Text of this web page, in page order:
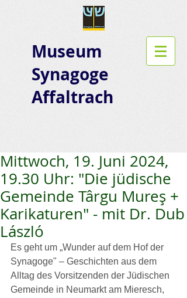
Museum
Synagoge
Affaltrach
Mittwoch, 19. Juni 2024,
19.30 Uhr: "Die jüdische
Gemeinde Târgu Mureş +
Karikaturen" - mit Dr. Dub
László
Es geht um „Wunder auf dem Hof der
Synagoge" – Geschichten aus dem
Alltag des Vorsitzenden der Jüdischen
Gemeinde in Neumarkt am Mieresch,